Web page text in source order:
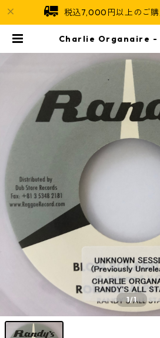
税込7,000円以上のご
Charlie Organaire -
n Soul
1/1